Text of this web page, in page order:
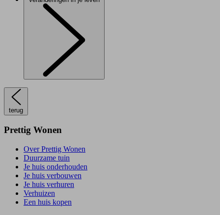
terug
Prettig Wonen
Over Prettig Wonen
Duurzame tuin
Je huis onderhouden
Je huis verbouwen
Je huis verhuren
Verhuizen
Een huis kopen